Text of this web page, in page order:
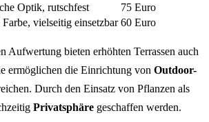
Optik, rutschfest
75 Euro
Farbe, vielseitig einsetzbar 60 Euro
Aufwertung bieten erhöhten Terrassen auch
ermöglichen die Einrichtung von Outdoor-
Durch den Einsatz von Pflanzen als
Privatsphäre geschaffen werden.